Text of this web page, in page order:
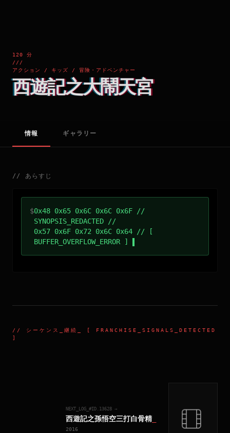
120 分
///
アクション / キッズ / 冒険・アドベンチャー
西遊記之大鬧天宮
情報 ギャラリー
// あらすじ
$0x48 0x65 0x6C 0x6C 0x6F //
SYNOPSIS_REDACTED //
0x57 0x6F 0x72 0x6C 0x64 // [
BUFFER_OVERFLOW_ERROR ]
// シーケンス_継続
_ [ FRANCHISE_SIGNALS_DETECTED
]
NEXT_LOG_#ID. 13628 →
西遊記之孫悟空三打白骨精_
2016